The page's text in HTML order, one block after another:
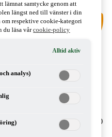
får personaloptioner på
inte ska
inte heller betala
att optionerna utnyttjas för
utfärdandet och senast inom 10
beskattas som
lämnat samtycke genom att
längst ned till vänster i din
om respektive cookie-kategori
du läsa vårcookie-policy
Alltid aktiv
analys)